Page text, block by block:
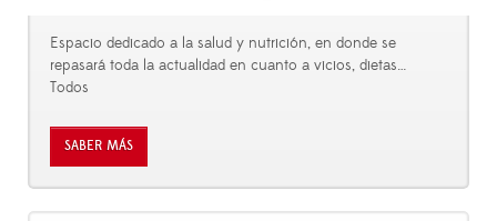
Espacio dedicado a la salud y nutrición, en donde se
repasará toda la actualidad en cuanto a vicios, dietas…
Todos
SABER MÁS